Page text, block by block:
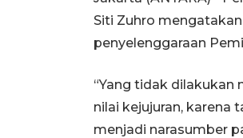
Siti Zuhro
penyelenggaraan
“Yang tidak
nilai kejujuran, karena
menjadi narasumber